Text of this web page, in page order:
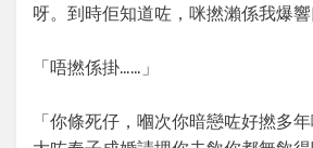
呀。到時佢知道咗，咪撚瀨係我爆響
「唔撚係掛……」
「你條死仔，嗰次你暗戀咗好撚多